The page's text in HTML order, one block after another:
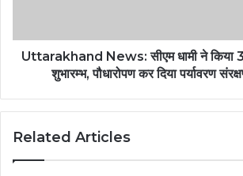
Uttarakhand News: सीएम धामी ने किया 3-
शुभारम्भ, पौधारोपण कर दिया पर्यावरण
Related Articles